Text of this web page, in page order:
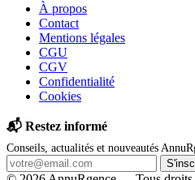
À propos
Contact
Mentions légales
CGU
CGV
Confidentialité
Cookies
📬 Restez informé
Conseils, actualités et nouveautés